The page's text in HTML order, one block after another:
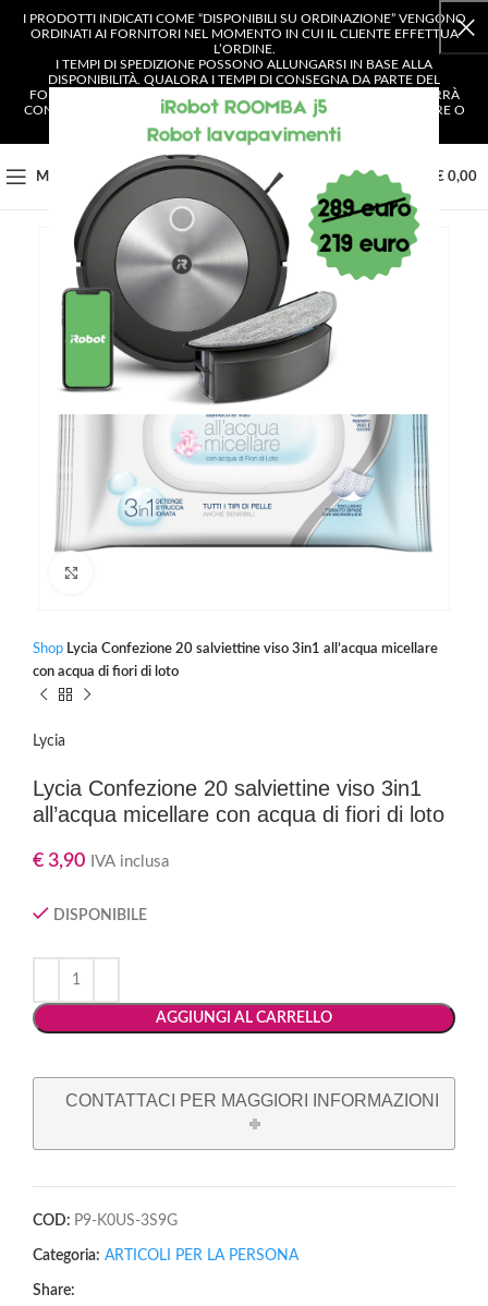
I PRODOTTI INDICATI COME “DISPONIBILI SU ORDINAZIONE” VENGONO
ORDINATI AI FORNITORI NEL MOMENTO IN CUI IL CLIENTE EFFETTUA
L’ORDINE.
I TEMPI DI SPEDIZIONE POSSONO ALLUNGARSI IN BASE ALLA
DISPONIBILITÀ. QUALORA I TEMPI DI CONSEGNA DA PARTE DEL
FORNITORE SUPERASSERO I 4 GIORNI LAVORATIVI, IL CLIENTE VERRÀ
CONTATTATO E AVRÀ LA POSSIBILITÀ DI SCEGLIERE SE CONFERMARE O
ANNULLARE L’ORDINE.
MENU € 0,00
Shop Lycia Confezione 20 salviettine viso 3in1 all’acqua micellare
con acqua di fiori di loto
Lycia
Lycia Confezione 20 salviettine viso 3in1
all’acqua micellare con acqua di fiori di loto
€ 3,90 IVA inclusa
DISPONIBILE
AGGIUNGI AL CARRELLO
CONTATTACI PER MAGGIORI INFORMAZIONI
COD: P9-K0US-3S9G
Categoria: ARTICOLI PER LA PERSONA
Share: